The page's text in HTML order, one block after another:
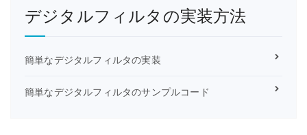
デジタルフィルタの実装方法
簡単なデジタルフィルタの実装
簡単なデジタルフィルタのサンプルコード